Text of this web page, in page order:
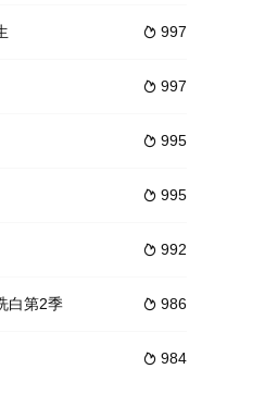
机智勇敢、百
山庄。
污蔑陷害，强行夺去了他的蛟龙血脉，
存亡危机！秦
，羊狼们分别进入不同的训练营，开
幕后的那个男人终于来了。快来与仙王
 997
 997
 995
 995
 992
 986
白第2季
 984